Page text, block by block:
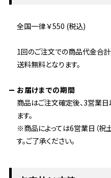
全国一律 ￥550 (税込)
1回のご注文での商品代金合
送料無料となります。
お届けまでの期間
商品はご注文確定後、3営業日
ます。
※商品によっては6営業日（祝
す。ご了承ください。